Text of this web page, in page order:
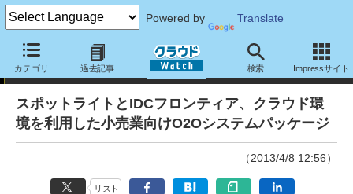
Powered by Translate
カテゴリ 過去記事 検索 Impressサイト
ニュース
スポットライトとIDCフロンティア、クラウド環
境を利用した小売業向けO2Oシステムパッケージ
（2013/4/8 12:56）
リスト